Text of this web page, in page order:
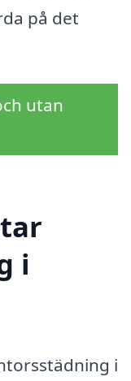
på det
utan
i
i